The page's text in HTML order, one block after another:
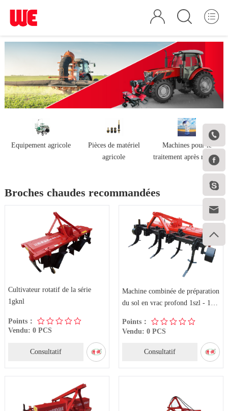





Equipement agricole
Pièces de matériel
agricole
Machines pour le
traitement après récolte
Broches chaudes recommandées
Cultivateur rotatif de la série
1gknl
Points：
Vendu: 0 PCS
Consultatif
Machine combinée de préparation
du sol en vrac profond 1szl - 180
Points：
Vendu: 0 PCS
Consultatif